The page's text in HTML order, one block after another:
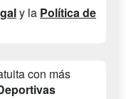
y la Política de
con más